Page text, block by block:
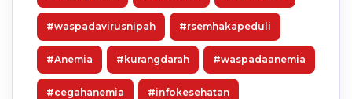
#waspadavirusnipah #rsemhakapeduli
#Anemia #kurangdarah #waspadaanemia
#cegahanemia #infokesehatan